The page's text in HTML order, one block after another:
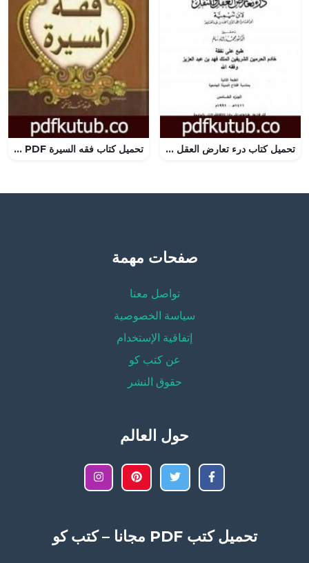
تحميل كتاب درء تعارض العقل والنقل – الجزء الخامس PDF تأليف ابن تيمية مجانا [كامل] تحميل كتاب فقه السيرة PDF تأليف محمد الغزالي مجانا [كامل]
صفحات مهمة
تواصل معنا
سياسة الخصوصية
إتفاقية الإستخدام
عن كتب كو
حقوق النشر
حول العالم
تحميل كتب PDF مجانا – كتب كو